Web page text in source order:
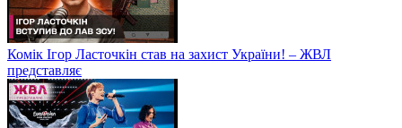
Комік Ігор Ласточкін став на захист України! – ЖВЛ
представляє